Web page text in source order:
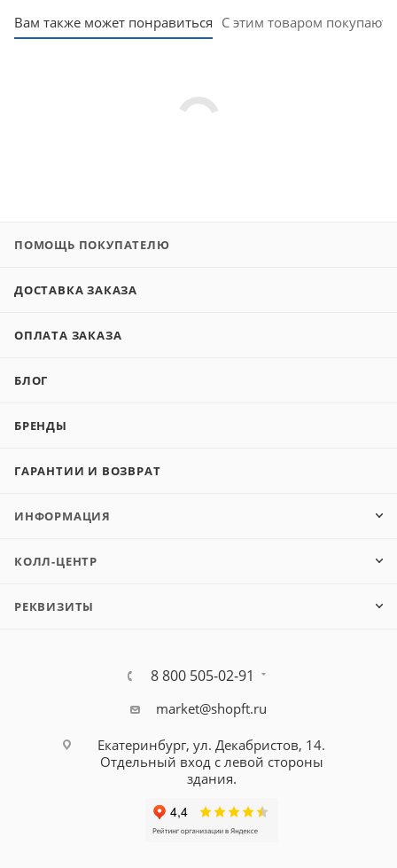
Вам также может понравиться С этим товаром покупают
ПОМОЩЬ ПОКУПАТЕЛЮ
ДОСТАВКА ЗАКАЗА
ОПЛАТА ЗАКАЗА
БЛОГ
БРЕНДЫ
ГАРАНТИИ И ВОЗВРАТ
ИНФОРМАЦИЯ
КОЛЛ-ЦЕНТР
РЕКВИЗИТЫ
8 800 505-02-91
market@shopft.ru
Екатеринбург, ул. Декабристов, 14.
Отдельный вход с левой стороны
здания.